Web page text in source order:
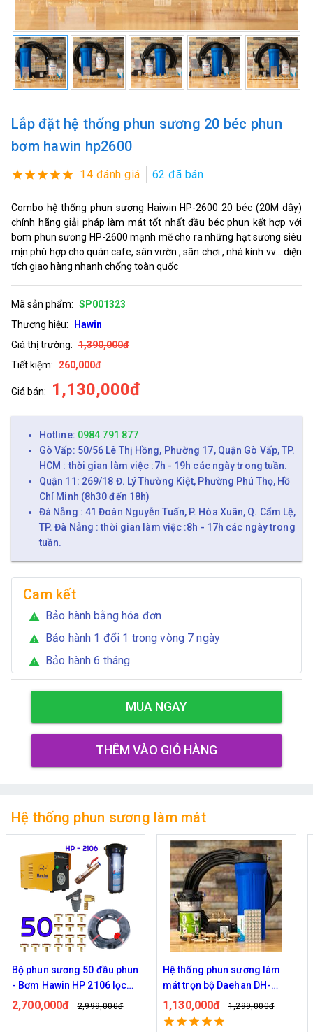
Lắp đặt hệ thống phun sương 20 béc phun
bơm hawin hp2600
14 đánh giá 62 đã bán
Combo hệ thống phun sương Haiwin HP-2600 20 béc (20M dây)
chính hãng giải pháp làm mát tốt nhất đầu béc phun kết hợp với
bơm phun sương HP-2600 mạnh mẽ cho ra những hạt sương siêu
mịn phù hợp cho quán cafe, sân vườn , sân chơi , nhà kính vv... diện
tích giao hàng nhanh chống toàn quốc
Mã sản phẩm: SP001323
Thương hiệu:
Hawin
Giá thị trường: 1,390,000đ
Tiết kiệm:
260,000đ
Giá bán: 1,130,000đ
Hotline: 0984 791 877
Gò Vấp: 50/56 Lê Thị Hồng, Phường 17, Quận Gò Vấp, TP.
HCM : thời gian làm việc :7h - 19h các ngày trong tuần.
Quận 11: 269/18 Đ. Lý Thường Kiệt, Phường Phú Thọ, Hồ
Chí Minh (8h30 đến 18h)
Đà Nẵng : 41 Đoàn Nguyễn Tuấn, P. Hòa Xuân, Q. Cẩm Lệ,
TP. Đà Nẵng : thời gian làm việc :8h - 17h các ngày trong
tuần.
Cam kết
warning Bảo hành bằng hóa đơn
warning Bảo hành 1 đổi 1 trong vòng 7 ngày
warning Bảo hành 6 tháng
MUA NGAY
THÊM VÀO GIỎ HÀNG
Hệ thống phun sương làm mát
Hệ thống phun sương làm
mát trọn bộ Daehan DH-
6017 20 béc
1,130,000đ 1,299,000đ
Bộ phun sương làm mát
Haita HP-3000 45 béc ( 50M
dây )
2,000,000đ 2,439,000đ